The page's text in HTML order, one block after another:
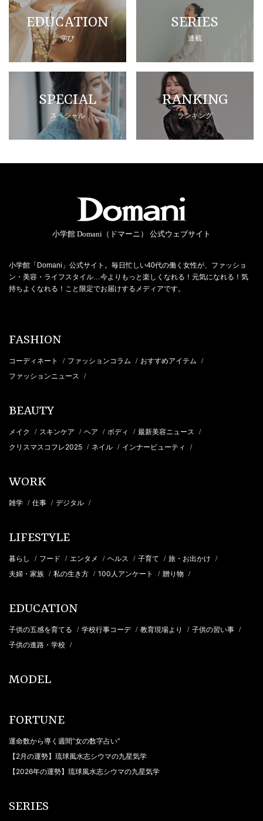
EDUCATION
学び
SERIES
連載
SPECIAL
スペシャル
RANKING
ランキング
小学館 Domani（ドマーニ） 公式ウェブサイト
小学館「Domani」公式サイト。毎日忙しい40代の働く女性が、ファッショ
ン・美容・ライフスタイル…今よりもっと楽しくなれる！元気になれる！気
持ちよくなれる！こと限定でお届けするメディアです。
FASHION
コーディネート / ファッションコラム / おすすめアイテム /
ファッションニュース /
BEAUTY
メイク / スキンケア / ヘア / ボディ / 最新美容ニュース /
クリスマスコフレ2025 / ネイル / インナービューティ /
WORK
雑学 / 仕事 / デジタル /
LIFESTYLE
暮らし / フード / エンタメ / ヘルス / 子育て / 旅・お出かけ /
夫婦・家族 / 私の生き方 / 100人アンケート / 贈り物 /
EDUCATION
子供の五感を育てる / 学校行事コーデ / 教育現場より / 子供の習い事 /
子供の進路・学校 /
MODEL
FORTUNE
運命数から導く週間“女の数字占い”
【2月の運勢】琉球風水志シウマの九星気学
【2026年の運勢】琉球風水志シウマの九星気学
SERIES